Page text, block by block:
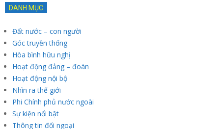
DANH MỤC
Đất nước – con người
Góc truyền thống
Hòa bình hữu nghị
Hoạt động đảng – đoàn
Hoạt động nội bộ
Nhìn ra thế giới
Phi Chính phủ nước ngoài
Sự kiện nổi bật
Thông tin đối ngoại